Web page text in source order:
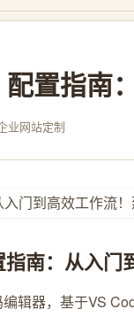
置指南
业网站定制
南：从入门
辑器，基于VS